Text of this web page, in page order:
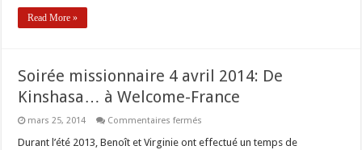
Read More »
Soirée missionnaire 4 avril 2014: De
Kinshasa… à Welcome-France
mars 25, 2014 Commentaires fermés
missionnaire
Durant l’été 2013, Benoît et Virginie ont effectué un temps de